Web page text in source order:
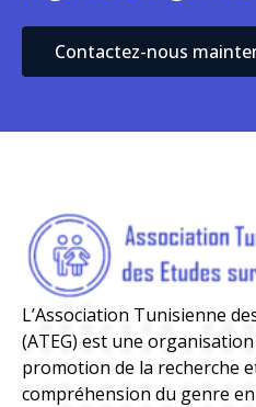
Contactez-nous
L’Association Tunisienne
(ATEG) est une
promotion de la recherche
compréhension du genre